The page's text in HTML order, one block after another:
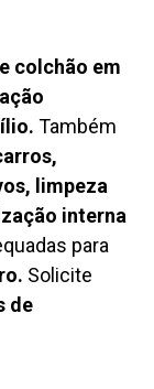
colchão em
Também
limpeza
interna
para
Solicite
de